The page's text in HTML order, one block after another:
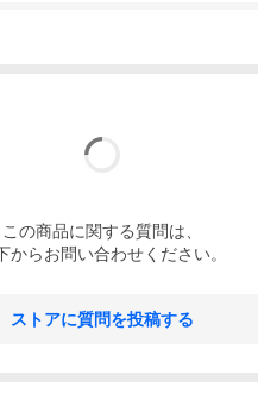
この商品に関する質問は、
からお問い合わせください。
ストアに質問を投稿する